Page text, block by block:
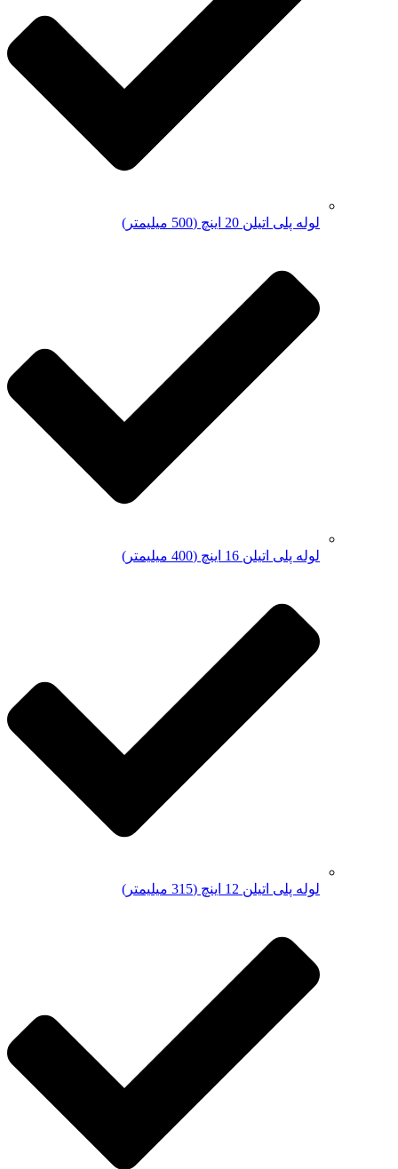
لوله پلی اتیلن 20 اینچ (500 میلیمتر)
لوله پلی اتیلن 16 اینچ (400 میلیمتر)
لوله پلی اتیلن 12 اینچ (315 میلیمتر)